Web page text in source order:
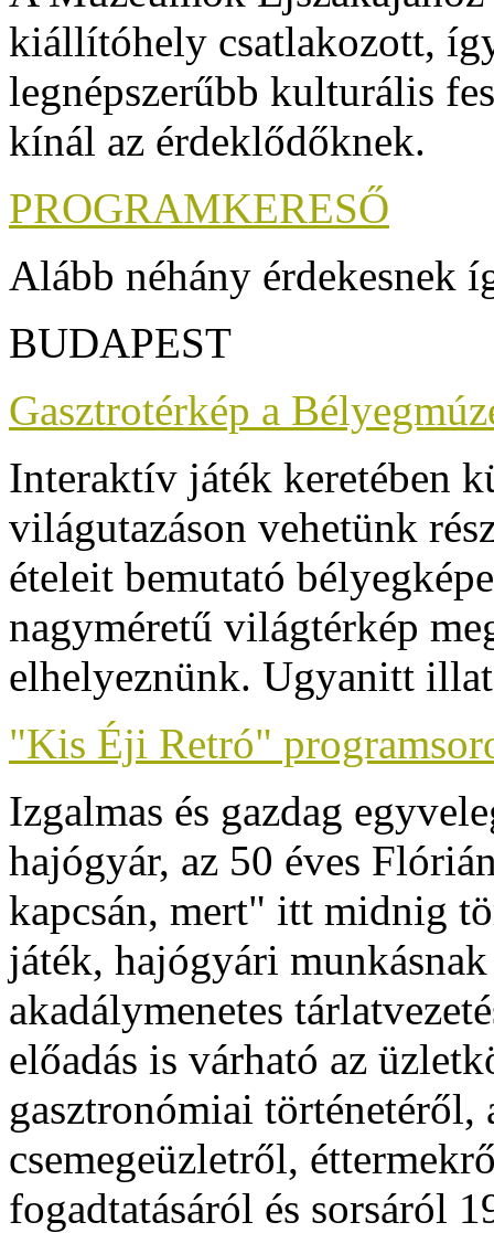
kiállítóhely csatlakozott,
legnépszerűbb kulturális
kínál az érdeklődőknek.
PROGRAMKERESŐ
Alább néhány érdekesnek
BUDAPEST
Gasztrotérkép a
Interaktív játék keretében
világutazáson vehetünk
ételeit bemutató
nagyméretű világtérkép
elhelyeznünk. Ugyanitt
"Kis Éji Retró"
Izgalmas és gazdag
hajógyár, az 50 éves
kapcsán, mert" itt midnig
játék, hajógyári
akadálymenetes
előadás is várható az
gasztronómiai
csemegeüzletről,
fogadtatásáról és sorsáról